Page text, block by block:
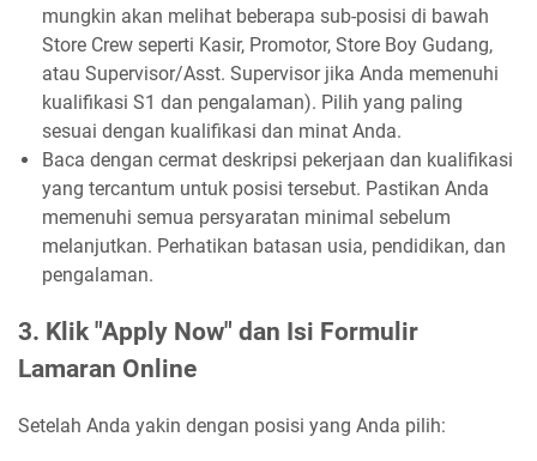
mungkin akan melihat beberapa sub-posisi di bawah
Store Crew seperti Kasir, Promotor, Store Boy Gudang,
atau Supervisor/Asst. Supervisor jika Anda memenuhi
kualifikasi S1 dan pengalaman). Pilih yang paling
sesuai dengan kualifikasi dan minat Anda.
Baca dengan cermat deskripsi pekerjaan dan kualifikasi
yang tercantum untuk posisi tersebut. Pastikan Anda
memenuhi semua persyaratan minimal sebelum
melanjutkan. Perhatikan batasan usia, pendidikan, dan
pengalaman.
3. Klik "Apply Now" dan Isi Formulir
Lamaran Online
Setelah Anda yakin dengan posisi yang Anda pilih: